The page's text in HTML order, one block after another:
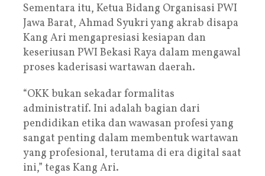
Sementara itu, Ketua Bidang Organisasi PWI
Jawa Barat, Ahmad Syukri yang akrab disapa
Kang Ari mengapresiasi kesiapan dan
keseriusan PWI Bekasi Raya dalam mengawal
proses kaderisasi wartawan daerah.
“OKK bukan sekadar formalitas
administratif. Ini adalah bagian dari
pendidikan etika dan wawasan profesi yang
sangat penting dalam membentuk wartawan
yang profesional, terutama di era digital saat
ini,” tegas Kang Ari.